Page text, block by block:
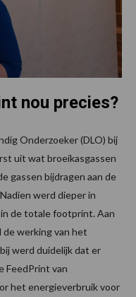
nou precies?
Onderzoeker (DLO) bij
uit wat broeikasgassen
gassen bijdragen aan de
werd dieper in
de totale footprint. Aan
de werking van het
werd duidelijk dat er
FeedPrint van
het energieverbruik voor